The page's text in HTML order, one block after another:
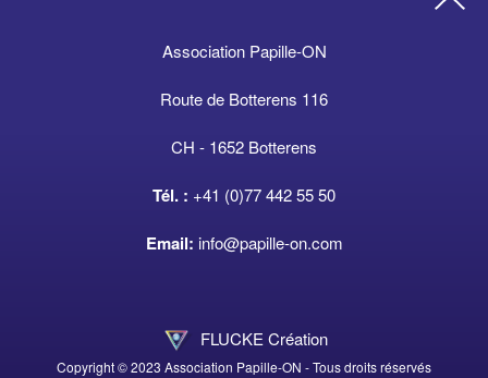
Association Papille-ON
Route de Botterens 116
CH - 1652 Botterens
Tél. : +41 (0)77 442 55 50
Email: info@papille-on.com
FLUCKE Création
Copyright © 2023 Association Papille-ON - Tous droits réservés